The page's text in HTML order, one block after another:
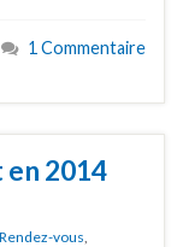
1 Commentaire
2014
Rendez-vous